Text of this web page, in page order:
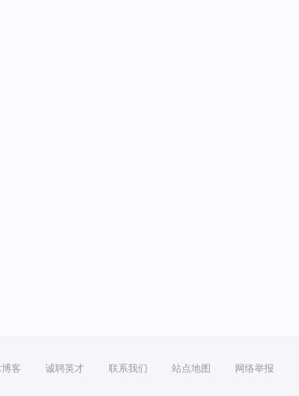
客 诚聘英才 联系我们 站点地图 网络举报